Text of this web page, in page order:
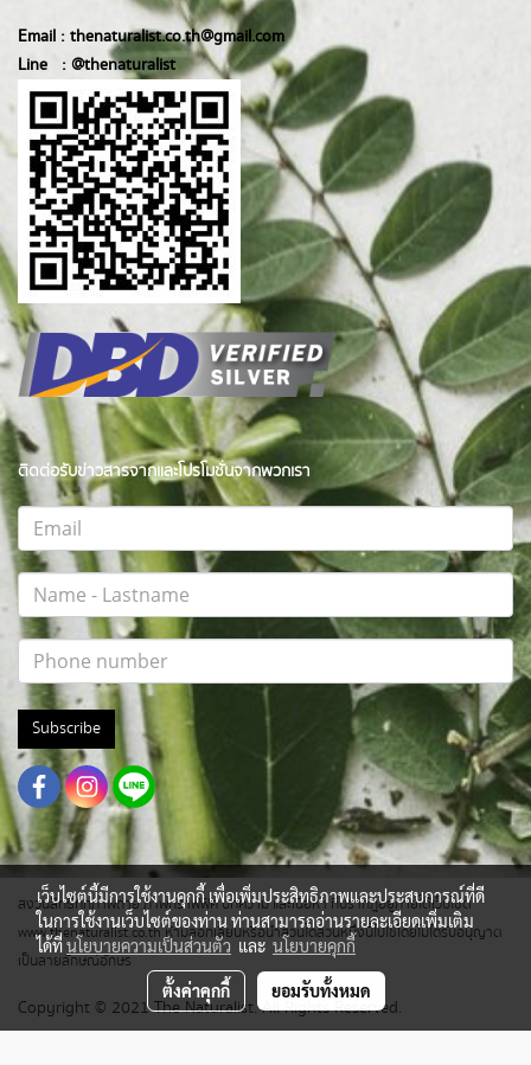
Email : thenaturalist.co.th@gmail.com
Line : @thenaturalist
ติดต่อรับข่าวสารจากและโปรโมชั่นจากพวกเรา
Subscribe
สงวนสิทธิ์ทุกภาพถ่าย ภาพกราฟฟิค บทความ และเนื้อหา ที่ปรากฎอยู่ภายใต้เว็บไซต์
www.thenaturalist.co.th ห้ามลอกเลียนหรือนำส่วนใดส่วนหนึ่งนี้ไปใช้โดยไม่ได้รับอนุญาต
เป็นลายลักษณ์อักษร
Copyright © 2021 The Naturalist. All Rights Reserved.
เว็บไซต์นี้มีการใช้งานคุกกี้ เพื่อเพิ่มประสิทธิภาพและประสบการณ์ที่ดี
ในการใช้งานเว็บไซต์ของท่าน ท่านสามารถอ่านรายละเอียดเพิ่มเติม
ได้ที่นโยบายความเป็นส่วนตัว และ นโยบายคุกกี้
ตั้งค่าคุกกี้ ยอมรับทั้งหมด